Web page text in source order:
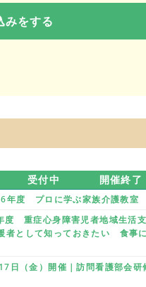
受付中 開催終了
度 プロに学ぶ家族介護教室
重症心身障害児者地域生活
者として知っておきたい 食事
（金）開催｜訪問看護部会研